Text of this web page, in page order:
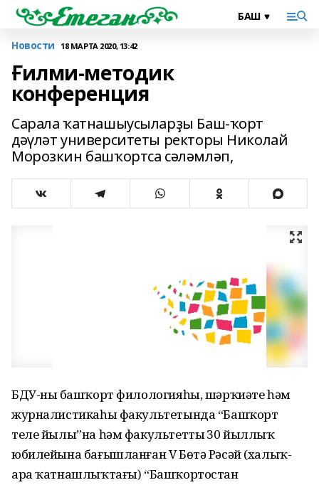
Новости 18 МАРТА 2020, 13:42
Ғилми-методик
конференция
Сарала ҡатнашыусыларҙы Баш-ҡорт
дәүләт университеты ректоры Николай
Морозкин башҡортса сәләмләп,
БДУ-ның башҡорт филологияһы, шәрҡиәте һәм
журналистикаһы факультетында “Башҡорт
теле йылы”на һәм факультеттың 30 йыллыҡ
юбилейына бағышланған V Бөтә Рәсәй (халыҡ-
ара ҡатнашлыҡтағы) “Башҡортостан